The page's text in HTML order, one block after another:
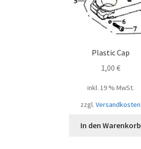
Plastic Cap
1,00 €
inkl. 19 % MwSt.
zzgl. Versandkosten
In den Warenkorb